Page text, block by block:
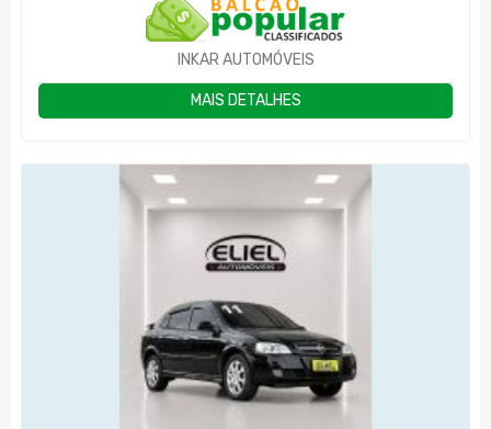
INKAR AUTOMÓVEIS
MAIS DETALHES